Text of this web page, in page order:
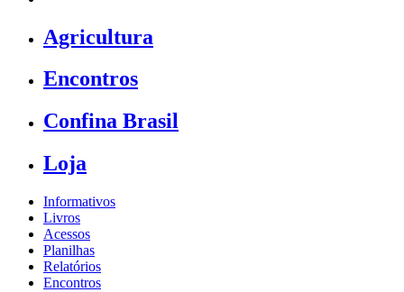
Agricultura
Encontros
Confina Brasil
Loja
Informativos
Livros
Acessos
Planilhas
Relatórios
Encontros